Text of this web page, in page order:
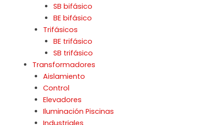
SB bifásico
BE bifásico
Trifásicos
BE trifásico
SB trifásico
Transformadores
Aislamiento
Control
Elevadores
Iluminación Piscinas
Industriales